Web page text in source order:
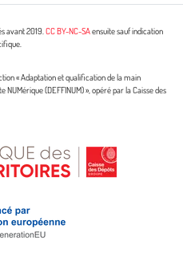
avant 2019.CC BY-NC-SAensuite sauf indication
« Adaptation et qualification de la main
(DEFFINUM) », opéré par la Caisse des